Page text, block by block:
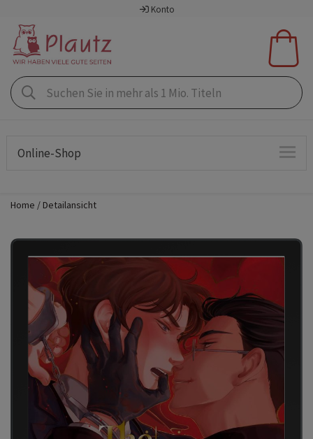
Konto
Online-Shop
Home Detailansicht